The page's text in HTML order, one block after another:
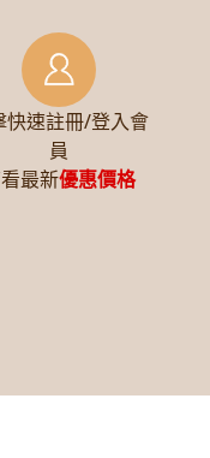
快速註冊/登入會
員
最新優惠價格